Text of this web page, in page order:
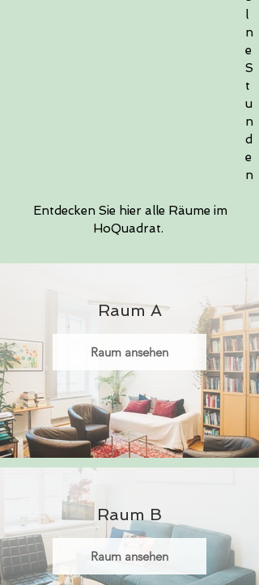
l
n
e
S
t
u
n
d
e
n
Entdecken Sie hier alle Räume im
HoQuadrat.
Raum A
Raum ansehen
Raum B
Raum ansehen